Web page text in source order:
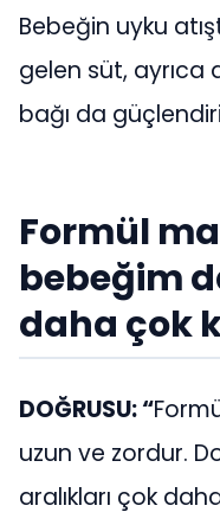
Bebeğin uyku
gelen süt, ayrıca
bağı da
Formül
bebeğim
daha çok
DOĞRUSU: “
uzun ve zordur.
aralıkları çok